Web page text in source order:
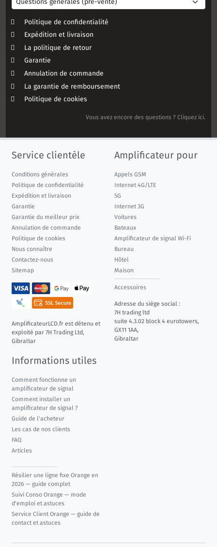
Politique de confidentialité
Expédition et livraison
La politique de retour
Garantie
Annulation de commande
La garantie de remboursement
Politique de cookies
Vous avez encore des questions ? Cliquez ici.
Service clientèle
Conditions générales
Politique de confidentialité
Expédition et livraison
Garantie
Garantie du meilleur prix
Annulation de commande
Politique de cookies
Nous connaître
Contactez-nous
Sitemap
AmplificateurLCD.fr est détenu et
exploité par 7H Trading Ltd,
Gibraltar
Amplificateur pour
Appels GSM
Internet 4G/LTE
5G
Internet 3G
Voitures
Bateaux
Amplificateur de signal Wi-Fi
Bureau
Hôtel
Maison
Accessoires
Adresse du siège social :
7H trading ltd
suite 4.3.02 block 4 eurotowers,
GX11 1AA,
Gibraltar
Informations utiles
Comment fonctionne un
amplificateur de signal
Comment installer un
amplificateur de signal ?
Guide de l'acheteur
Les cas de nos clients
FAQ
Articles
Résilier une ligne fixe Orange en
2026 — guide complet
Suivi Conso Orange — mode
d'emploi et astuces
Service Client Orange — guide de
contact et astuces